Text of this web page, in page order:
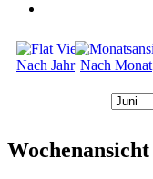
Nach Jahr Nach Monat
Wochenansicht